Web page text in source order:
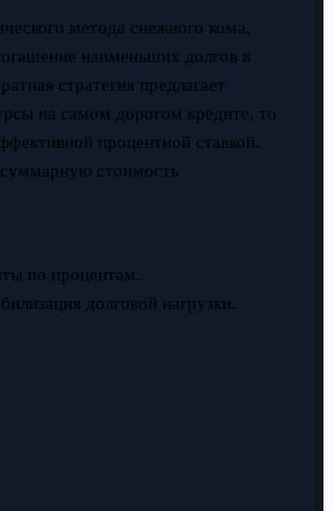
метода снежного кома,
наименьших долгов в
стратегия предлагает
на самом дорогом кредите, то
процентной ставкой.
стоимость
по процентам.
долговой нагрузки.